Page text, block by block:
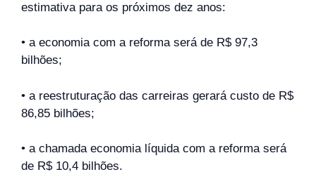
estimativa para os próximos dez anos:
• a economia com a reforma será de R$ 97,3
bilhões;
• a reestruturação das carreiras gerará custo de R$
86,85 bilhões;
• a chamada economia líquida com a reforma será
de R$ 10,4 bilhões.